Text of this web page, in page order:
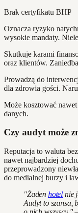
Brak certyfikatu BHP
Oznacza ryzyko
wysokie mandaty.
Skutkuje karami
oraz klientów.
Prowadzą do
dla zdrowia gości.
Może kosztować
danych.
Czy audyt może
Reputacja to waluta
nawet najbardziej
przeprowadzony
do medialnej burzy i
"Żaden hotel nie
Audyt to szansa,